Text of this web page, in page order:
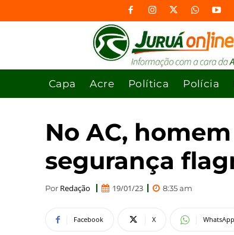
Capa Acre Política Polícia
No AC,
segurança
Por Redação 19/01/23 8:35 am
Facebook X WhatsApp